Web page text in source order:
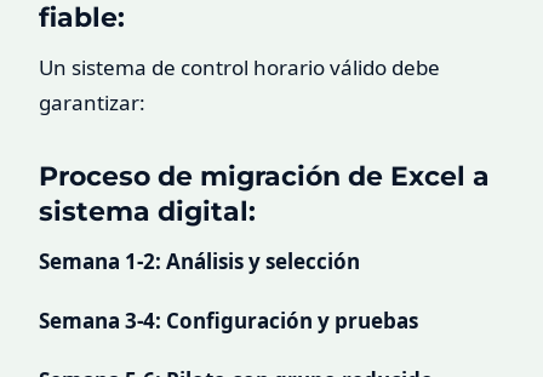
fiable:
Un sistema de control horario válido debe
garantizar:
Proceso de migración de Excel a
sistema digital:
Semana 1-2: Análisis y selección
Semana 3-4: Configuración y pruebas